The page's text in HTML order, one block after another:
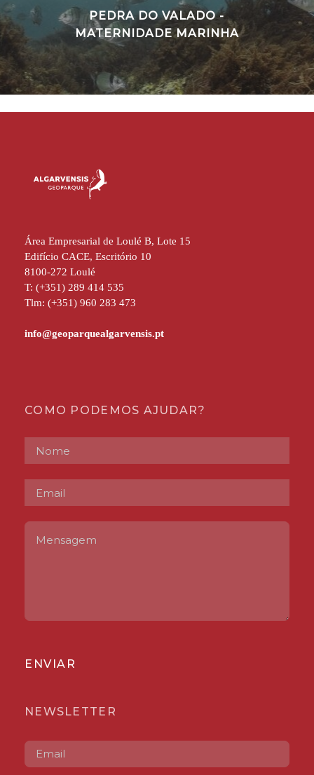
PEDRA DO VALADO -
MATERNIDADE MARINHA
Área Empresarial de Loulé B, Lote 15
Edifício CACE, Escritório 10
8100-272 Loulé
T: (+351) 289 414 535
Tlm: (+351) 960 283 473
COMO PODEMOS AJUDAR?
ENVIAR
NEWSLETTER